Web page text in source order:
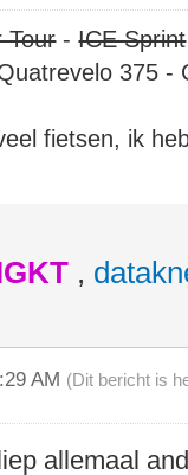
Tour-ICE Sprint
375 -
fietsen, ik
,
AM (Dit bericht is
allemaal